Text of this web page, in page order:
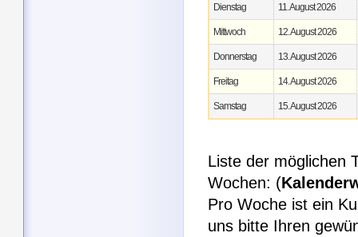
Dienstag 11. August 2026
Mittwoch 12. August 2026
Donnerstag 13. August 2026
Freitag 14. August 2026
Samstag 15. August 2026
Liste der möglichen
Wochen: (
Pro Woche ist ein
uns bitte Ihren